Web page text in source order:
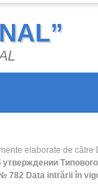
elaborate de către
782 Data intrării în